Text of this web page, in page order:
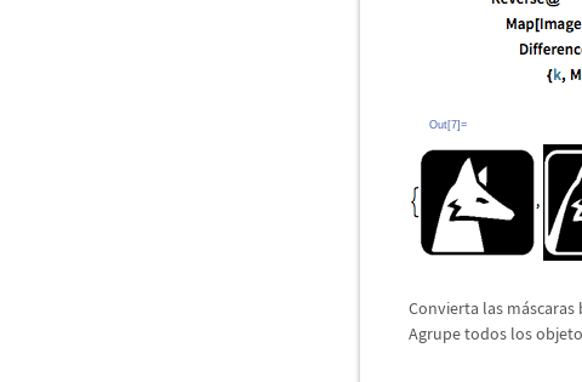
Out[7]=
Convierta las máscaras
Agrupe todos los